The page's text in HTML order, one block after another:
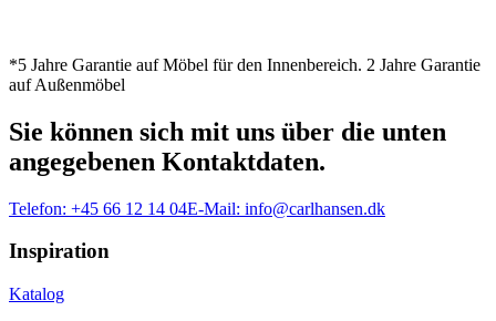
*5 Jahre Garantie auf Möbel für den Innenbereich. 2 Jahre Garantie
auf Außenmöbel
Sie können sich mit uns über die unten
angegebenen Kontaktdaten.
Telefon: +45 66 12 14 04E-Mail: info@carlhansen.dk
Inspiration
Katalog